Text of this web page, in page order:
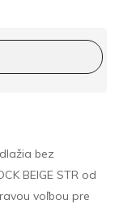
bez
BEIGE STR od
voľbou pre